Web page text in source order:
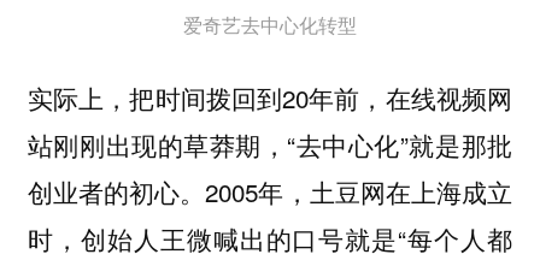
爱奇艺去中心化转型
实际上，把时间拨回到20年前，在线视频网
站刚刚出现的草莽期，“去中心化”就是那批
创业者的初心。2005年，土豆网在上海成立
时，创始人王微喊出的口号就是“每个人都